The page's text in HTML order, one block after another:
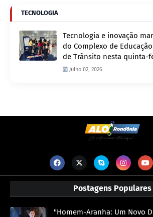
TECNOLOGIA
Tecnologia e inovação
do Complexo de
de Trânsito nesta quinta-
Julho 02, 2026
Postagens Populares
"Homem-Aranha: Um Novo